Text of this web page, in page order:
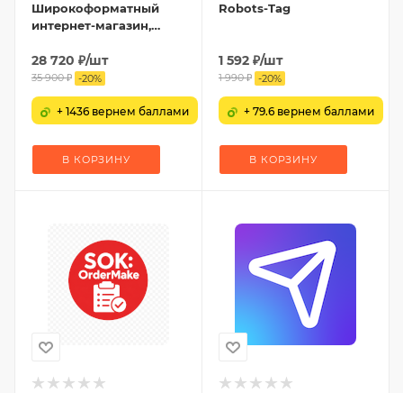
Широкоформатный
интернет-магазин,
Агрегатор товаров
28 720 ₽/шт
35 900₽ -20%
+ 1436 вернем баллами
В КОРЗИНУ
Robots-Tag
1 592 ₽/шт
1 990₽ -20%
+ 79.6 вернем баллами
В КОРЗИНУ